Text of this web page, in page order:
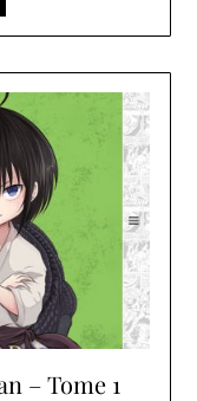
– Tome 1